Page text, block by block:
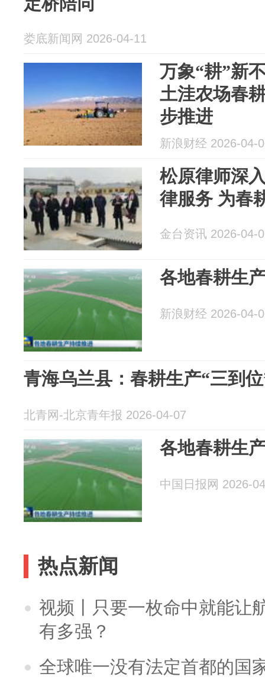
娄底新闻网 2026-04-11
万象“耕”新
土洼农场春
步推进
新浪财经 2026-04-
松原律师深
律服务 为春
金台资讯 2026-04-
各地春耕生
新浪财经 2026-04-
青海乌兰县：春耕生产“三到
北青网-北京青年报 2026-04-07
各地春耕生
中国日报网 2026-
热点新闻
视频丨只要一枚命中就能让
有多强？
全球唯一没有法定首都的国